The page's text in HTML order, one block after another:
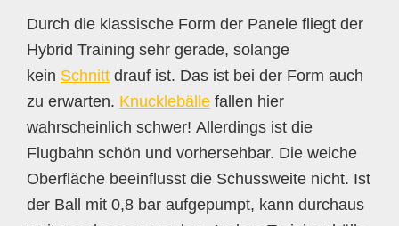
Durch die klassische Form der Panele fliegt der
Hybrid Training sehr gerade, solange
kein Schnitt drauf ist. Das ist bei der Form auch
zu erwarten. Knucklebälle fallen hier
wahrscheinlich schwer! Allerdings ist die
Flugbahn schön und vorhersehbar. Die weiche
Oberfläche beeinflusst die Schussweite nicht. Ist
der Ball mit 0,8 bar aufgepumpt, kann durchaus